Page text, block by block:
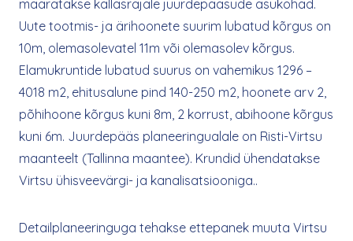
määratakse kallasrajale juurdepääsude asukohad.
Uute tootmis- ja ärihoonete suurim lubatud kõrgus on
10m, olemasolevatel 11m või olemasolev kõrgus.
Elamukruntide lubatud suurus on vahemikus 1296 –
4018 m2, ehitusalune pind 140-250 m2, hoonete arv 2,
põhihoone kõrgus kuni 8m, 2 korrust, abihoone kõrgus
kuni 6m. Juurdepääs planeeringualale on Risti-Virtsu
maanteelt (Tallinna maantee). Krundid ühendatakse
Virtsu ühisveevärgi- ja kanalisatsiooniga..
Detailplaneeringuga tehakse ettepanek muuta Virtsu